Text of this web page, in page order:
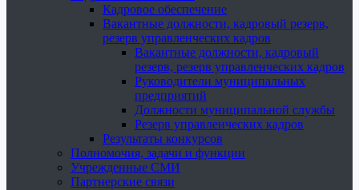
Кадровое обеспечение
Вакантные должности, кадровый резерв,
резерв управленческих кадров
Вакантные должности, кадровый
резерв, резерв управленческих кадров
Руководители муниципальных
предприятий
Должности муниципальной службы
Резерв управленческих кадров
Результаты конкурсов
Полномочия, задачи и функции
Учрежденные СМИ
Партнерские связи